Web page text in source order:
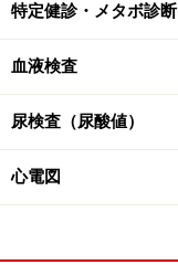
特定健診・メタボ診断
血液検査
尿検査（尿酸値）
心電図